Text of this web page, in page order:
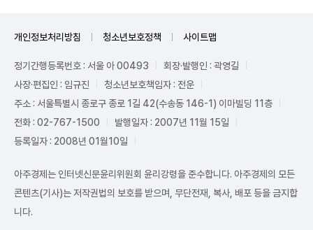
개인정보처리방침 청소년보호정책 사이트맵
정기간행등록번호 : 서울 아 00493
회장·발행인 : 곽영길
사장·편집인 : 임규진
청소년보호책임자 : 전운
주소 : 서울특별시 종로구 종로 1길 42(수송동 146-1) 이마빌딩 11층
전화 : 02-767-1500
발행일자 : 2007년 11월 15일
등록일자 : 2008년 01월10일
아주경제는 인터넷신문윤리위원회 윤리강령을 준수합니다. 아주경제의 모든
콘텐츠(기사)는 저작권법의 보호를 받으며, 무단전재, 복사, 배포 등을 금지합
니다.